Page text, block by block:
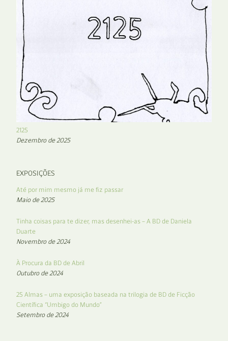
2125
Dezembro de 2025
EXPOSIÇÕES
Até por mim mesmo já me fiz passar
Maio de 2025
Tinha coisas para te dizer, mas desenhei-as – A BD de Daniela
Duarte
Novembro de 2024
À Procura da BD de Abril
Outubro de 2024
25 Almas – uma exposição baseada na trilogia de BD de Ficção
Científica “Umbigo do Mundo”
Setembro de 2024